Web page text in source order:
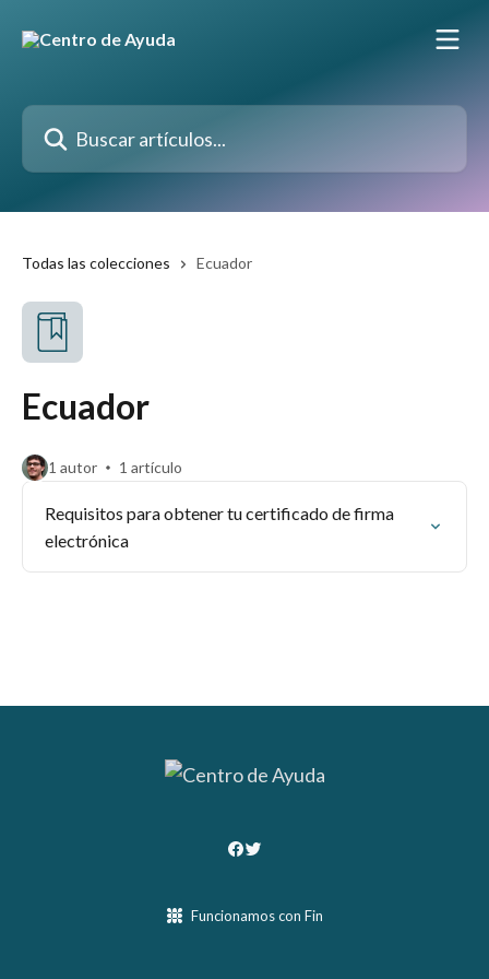
Buscar artículos...
Todas las colecciones Ecuador
Ecuador
1 autor 1 artículo
Requisitos para obtener tu certificado de firma
electrónica
Funcionamos con Fin